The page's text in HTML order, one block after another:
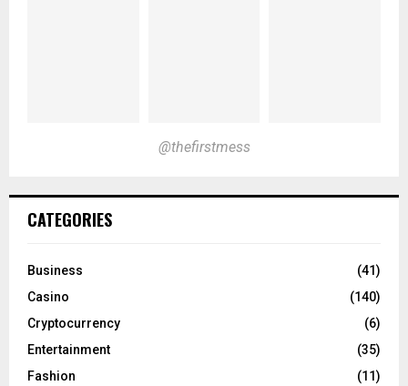
@thefirstmess
CATEGORIES
Business
(41)
Casino
(140)
Cryptocurrency
(6)
Entertainment
(35)
Fashion
(11)